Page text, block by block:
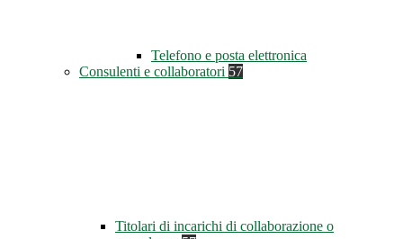
Telefono e posta elettronica
Consulenti e collaboratori 57
Titolari di incarichi di collaborazione o